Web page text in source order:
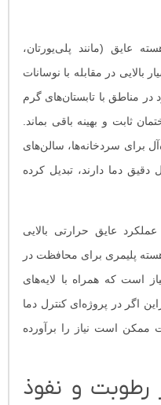
عایق (مانند پلی‌یورتان،
بالایی در مقابله با نوسانات
مناطق با تابستان‌های گرم
ثابت و بهینه باقی بماند.
برای سردخانه‌ها، سالن‌های
دقیق دما دارند، تبدیل کرده
عایق حرارتی بالایی
هسته پلیمری برای محافظت در
است که همراه با لایه‌های
اگر در پروژه‌ای کنترل دما
ممکن است نیاز را برآورده
رطوبت و نفوذ